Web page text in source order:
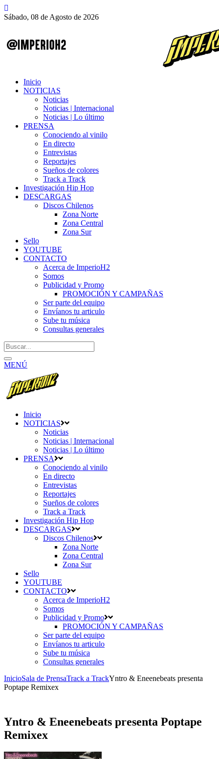
Sábado, 08 de Agosto de 2026
Inicio
NOTICIAS
Noticias
Noticias | Internacional
Noticias | Lo último
PRENSA
Conociendo al vinilo
En directo
Entrevistas
Reportajes
Sueños de colores
Track a Track
Investigación Hip Hop
DESCARGAS
Discos Chilenos
Zona Norte
Zona Central
Zona Sur
Sello
YOUTUBE
CONTACTO
Acerca de ImperioH2
Somos
Publicidad y Promo
PROMOCIÓN Y CAMPAÑAS
Ser parte del equipo
Envíanos tu articulo
Sube tu música
Consultas generales
MENÚ
Inicio
NOTICIAS
Noticias
Noticias | Internacional
Noticias | Lo último
PRENSA
Conociendo al vinilo
En directo
Entrevistas
Reportajes
Sueños de colores
Track a Track
Investigación Hip Hop
DESCARGAS
Discos Chilenos
Zona Norte
Zona Central
Zona Sur
Sello
YOUTUBE
CONTACTO
Acerca de ImperioH2
Somos
Publicidad y Promo
PROMOCIÓN Y CAMPAÑAS
Ser parte del equipo
Envíanos tu articulo
Sube tu música
Consultas generales
InicioSala de PrensaTrack a TrackYntro & Eneenebeats presenta
Poptape Remixex
Yntro & Eneenebeats presenta Poptape
Remixex